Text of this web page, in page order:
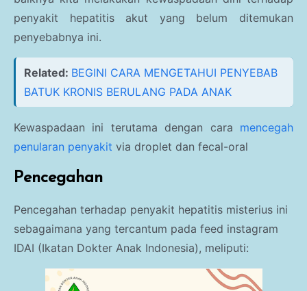
penyakit hepatitis akut yang belum ditemukan
penyebabnya ini.
Related: BEGINI CARA MENGETAHUI PENYEBAB
BATUK KRONIS BERULANG PADA ANAK
Kewaspadaan ini terutama dengan cara mencegah
penularan penyakit via droplet dan fecal-oral
Pencegahan
Pencegahan terhadap penyakit hepatitis misterius ini
sebagaimana yang tercantum pada feed instagram
IDAI (Ikatan Dokter Anak Indonesia), meliputi: